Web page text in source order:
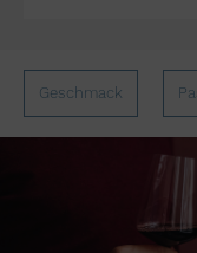
Geschmack